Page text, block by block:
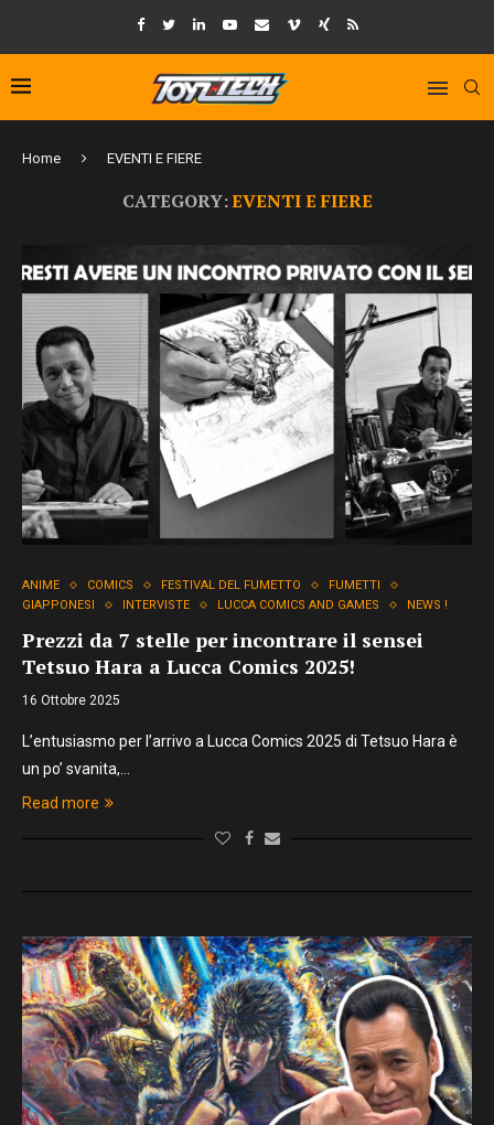
Home EVENTI E FIERE
CATEGORY:EVENTI E FIERE
ANIME COMICS FESTIVAL DEL FUMETTO
FUMETTI
GIAPPONESI
INTERVISTE LUCCA COMICS AND GAMES NEWS !
Prezzi da 7 stelle per incontrare il sensei
Tetsuo Hara a Lucca Comics 2025!
16 Ottobre 2025
L’entusiasmo per l’arrivo a Lucca Comics 2025 di Tetsuo Hara è
un po’ svanita,…
Read more